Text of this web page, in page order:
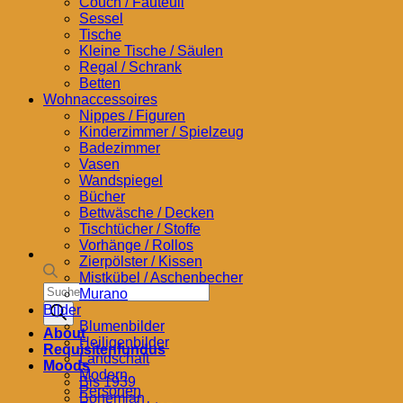
Products
search
About
Requisitenfundus
Moods
Bis 1939
Bohemian
Sessel
Tische
Kleine Tische / Säulen
Regal / Schrank
Betten
Wohnaccessoires
Nippes / Figuren
Kinderzimmer / Spielzeug
Badezimmer
Vasen
Wandspiegel
Bücher
Bettwäsche / Decken
Tischtücher / Stoffe
Vorhänge / Rollos
Zierpölster / Kissen
Mistkübel / Aschenbecher
Murano
Bilder
Blumenbilder
Heiligenbilder
Landschaft
Modern
Personen